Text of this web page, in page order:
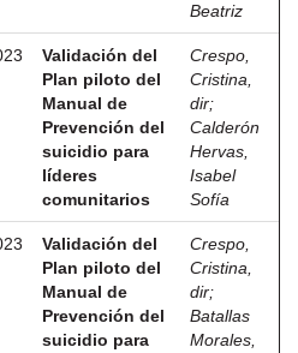
Beatriz
Validación del
Plan piloto del
Manual de
Prevención del
suicidio para
líderes
comunitarios
Crespo,
Cristina,
dir;
Calderón
Hervas,
Isabel
Sofía
Validación del
Plan piloto del
Manual de
Prevención del
suicidio para
Crespo,
Cristina,
dir;
Batallas
Morales,